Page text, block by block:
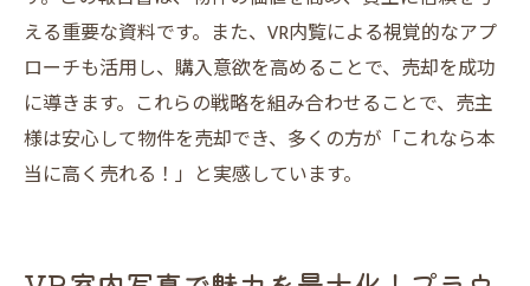
える重要な資料です。また、VR内覧による視覚的なアプ
ローチも活用し、購入意欲を高めることで、売却を成功
に導きます。これらの戦略を組み合わせることで、売主
様は安心して物件を売却でき、多くの方が「これなら本
当に高く売れる！」と実感しています。